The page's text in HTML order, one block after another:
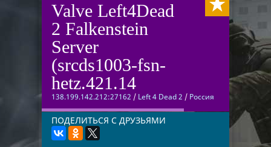
Valve Left4Dead
2 Falkenstein
Server
(srcds1003-fsn-
hetz.421.14
138.199.142.212:27162 / Left 4 Dead 2 / Россия
ПОДЕЛИТЬСЯ С ДРУЗЬЯМИ